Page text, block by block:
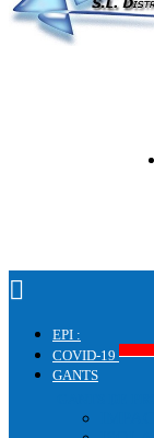

EPI :
COVID-19
GANTS